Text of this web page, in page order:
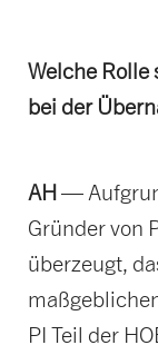
Welche Rolle
bei der
AH—
Gründer von
überzeugt,
PI Teil der